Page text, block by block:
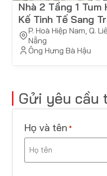
Nhà 2 Tầng 1
Kế Tinh Tế Sang
P. Hoà Hiệp Nam, Q.
Nẵng
Ông Hưng Bà Hậu
Gửi yêu cầu
Họ và tên *